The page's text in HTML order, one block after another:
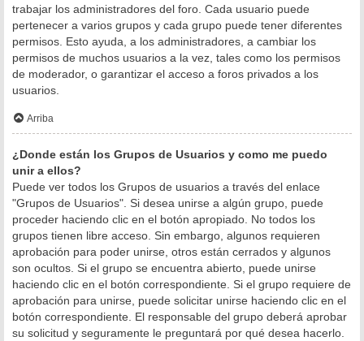
trabajar los administradores del foro. Cada usuario puede
pertenecer a varios grupos y cada grupo puede tener diferentes
permisos. Esto ayuda, a los administradores, a cambiar los
permisos de muchos usuarios a la vez, tales como los permisos
de moderador, o garantizar el acceso a foros privados a los
usuarios.
Arriba
¿Donde están los Grupos de Usuarios y como me puedo
unir a ellos?
Puede ver todos los Grupos de usuarios a través del enlace
"Grupos de Usuarios". Si desea unirse a algún grupo, puede
proceder haciendo clic en el botón apropiado. No todos los
grupos tienen libre acceso. Sin embargo, algunos requieren
aprobación para poder unirse, otros están cerrados y algunos
son ocultos. Si el grupo se encuentra abierto, puede unirse
haciendo clic en el botón correspondiente. Si el grupo requiere de
aprobación para unirse, puede solicitar unirse haciendo clic en el
botón correspondiente. El responsable del grupo deberá aprobar
su solicitud y seguramente le preguntará por qué desea hacerlo.